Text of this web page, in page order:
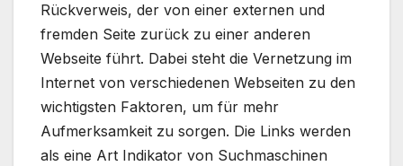
Rückverweis, der von einer externen und
fremden Seite zurück zu einer anderen
Webseite führt. Dabei steht die Vernetzung im
Internet von verschiedenen Webseiten zu den
wichtigsten Faktoren, um für mehr
Aufmerksamkeit zu sorgen. Die Links werden
als eine Art Indikator von Suchmaschinen